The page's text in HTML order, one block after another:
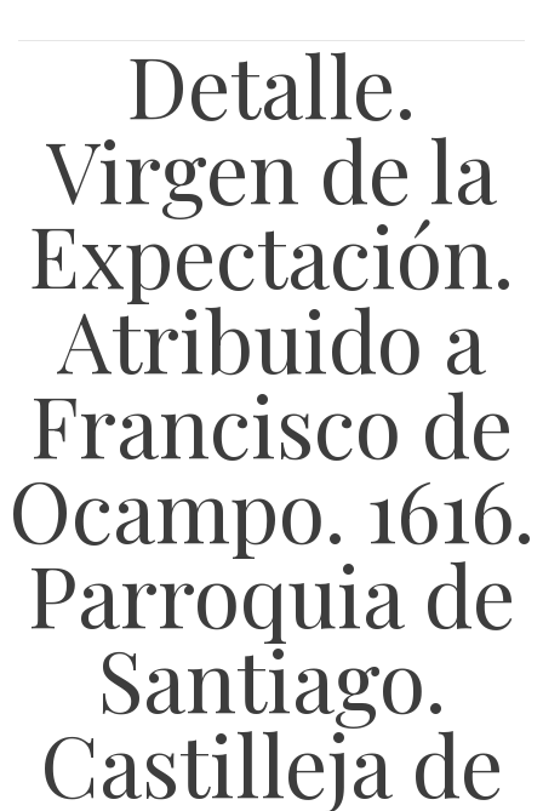
Detalle.
Virgen de la
Expectación.
Atribuido a
Francisco de
Ocampo. 1616.
Parroquia de
Santiago.
Castilleja de